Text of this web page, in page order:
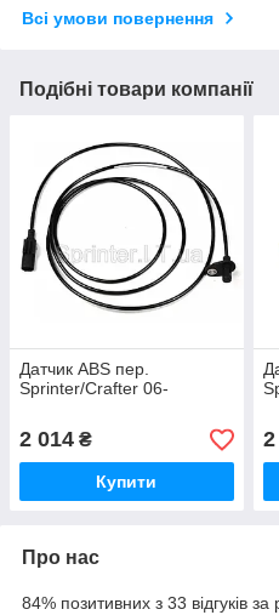
Всі умови повернення
Подібні товари компанії
Датчик ABS пер.
Sprinter/Crafter 06-
2 014 ₴
Купити
Про нас
84% позитивних з 33 відгуків за